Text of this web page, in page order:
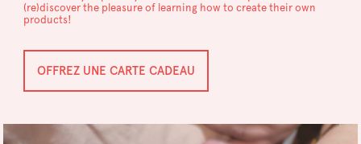
(re)discover the pleasure of learning how to create their own
products!
OFFREZ UNE CARTE CADEAU